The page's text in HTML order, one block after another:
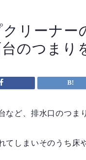
クリーナ
のつまり
など、排水口のつま
てしまいそのうち床